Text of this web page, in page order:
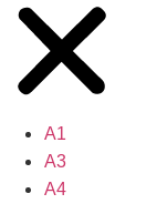
A1
A3
A4